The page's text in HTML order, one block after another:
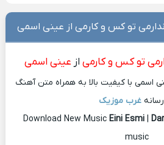
ندارمی تو کس و کارمی از عینی اسمی
تو کس و کارمی از عینی اسمی
اسمی با کیفیت بالا به همراه متن آهنگ
غرب موزیک
Download New Music Eini Esmi|
music